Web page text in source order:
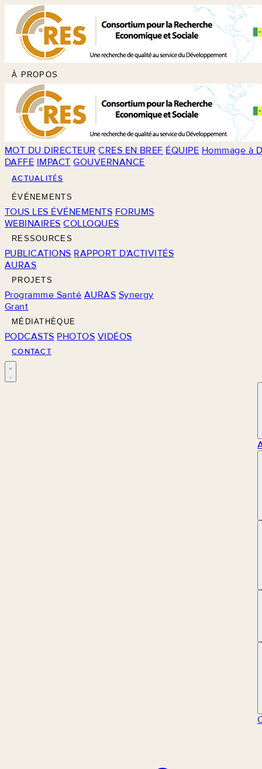
À PROPOS
MOT DU DIRECTEUR CRES EN BREF ÉQUIPE Hommage à
DAFFE IMPACT GOUVERNANCE
ACTUALITÉS
ÉVÉNEMENTS
TOUS LES ÉVÉNEMENTS FORUMS
WEBINAIRES COLLOQUES
RESSOURCES
PUBLICATIONS RAPPORT D'ACTIVITÉS
AURAS
PROJETS
Programme Santé AURAS Synergy
Grant
MÉDIATHÈQUE
PODCASTS PHOTOS VIDÉOS
CONTACT